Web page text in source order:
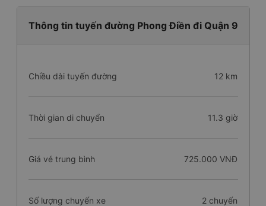
Thông tin tuyến đường Phong Điền đi Quận 9
Chiều dài tuyến đường 12 km
Thời gian di chuyển 11.3 giờ
Giá vé trung bình 725.000 VNĐ
Số lượng chuyến xe 2 chuyến